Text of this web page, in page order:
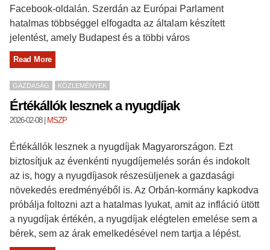
Facebook-oldalán. Szerdán az Európai Parlament
hatalmas többséggel elfogadta az általam készített
jelentést, amely Budapest és a többi város
Read More
GAZDASÁG KÖZLEMÉNYEK
Értékállók lesznek a nyugdíjak
2026-02-08| MSZP
Értékállók lesznek a nyugdíjak Magyarországon. Ezt
biztosítjuk az évenkénti nyugdíjemelés során és indokolt
az is, hogy a nyugdíjasok részesüljenek a gazdasági
növekedés eredményéből is. Az Orbán-kormány kapkodva
próbálja foltozni azt a hatalmas lyukat, amit az infláció ütött
a nyugdíjak értékén, a nyugdíjak elégtelen emelése sem a
bérek, sem az árak emelkedésével nem tartja a lépést.